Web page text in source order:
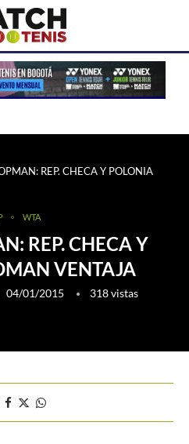
REP. CHECA Y POLONIA
WTA
REP. CHECA Y
VENTAJA
04/01/2015 318vistas